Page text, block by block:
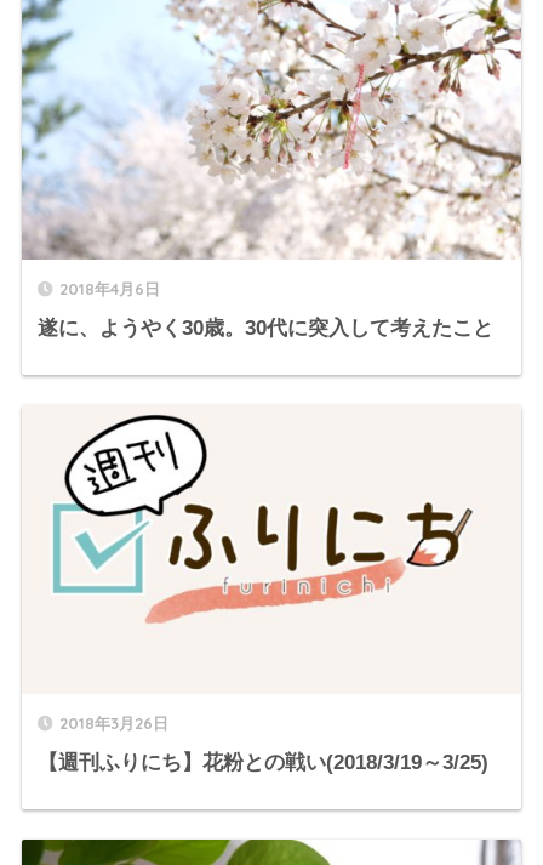
2018年4月6日
遂に、ようやく30歳。30代に突入して考えたこと
2018年3月26日
【週刊ふりにち】花粉との戦い(2018/3/19～3/25)